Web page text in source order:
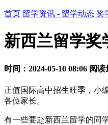
首页 留学资讯 - 留学动态 奖
新西兰留学奖
时间：2024-05-10 08:06 阅读
正值国际高中招生旺季，小
各位家长。
有一些要赴新西兰留学的同